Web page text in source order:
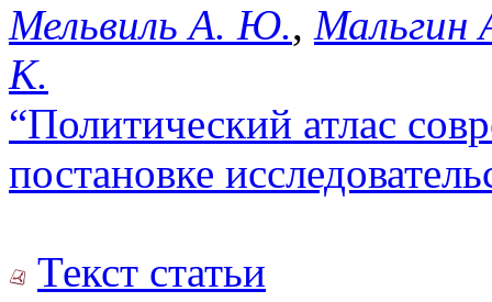
Мельвиль А. Ю., Мальгин
К.
“Политический атлас
постановке
Текст статьи